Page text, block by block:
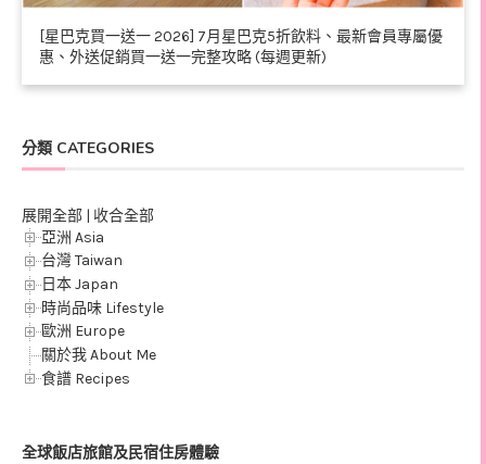
[星巴克買一送一 2026] 7月星巴克5折飲料、最新會員專屬優
惠、外送促銷買一送一完整攻略 (每週更新)
分類 CATEGORIES
展開全部 | 收合全部
亞洲 Asia
台灣 Taiwan
日本 Japan
時尚品味 Lifestyle
歐洲 Europe
關於我 About Me
食譜 Recipes
全球飯店旅館及民宿住房體驗